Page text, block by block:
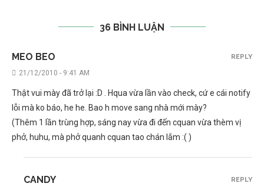
36 BÌNH LUẬN
MEO BEO
21/12/2010 - 9:41 AM
Thật vui mày đã trở lại :D . Hqua vừa lần vào check, cứ e cái notify
lỗi mà ko báo, he he. Bao h move sang nhà mới mày?
(Thêm 1 lần trùng hợp, sáng nay vừa đi đến cquan vừa thèm vị
phở, huhu, mà phở quanh cquan tao chán lắm :( )
REPLY
CANDY REPLY